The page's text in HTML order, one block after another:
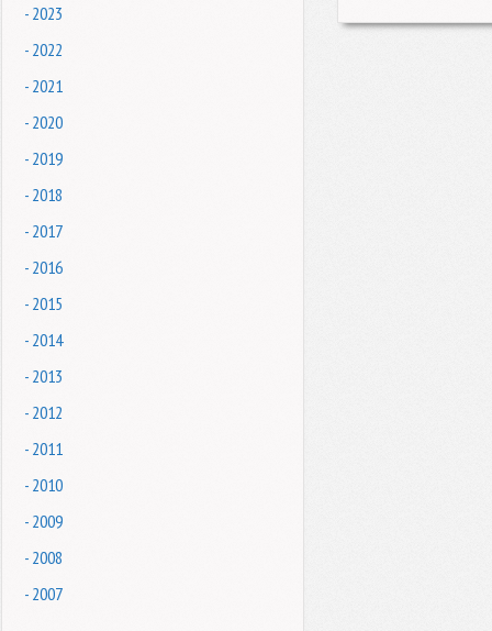
- 2023
- 2022
- 2021
- 2020
- 2019
- 2018
- 2017
- 2016
- 2015
- 2014
- 2013
- 2012
- 2011
- 2010
- 2009
- 2008
- 2007